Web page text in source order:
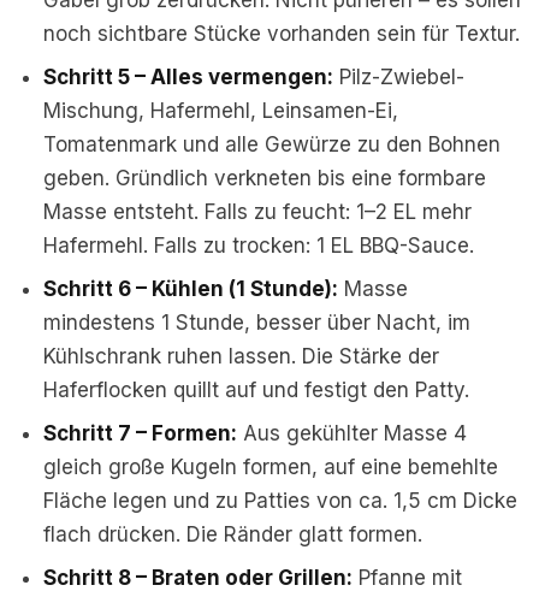
noch sichtbare Stücke vorhanden sein für Textur.
Schritt 5 – Alles vermengen: Pilz-Zwiebel-
Mischung, Hafermehl, Leinsamen-Ei,
Tomatenmark und alle Gewürze zu den Bohnen
geben. Gründlich verkneten bis eine formbare
Masse entsteht. Falls zu feucht: 1–2 EL mehr
Hafermehl. Falls zu trocken: 1 EL BBQ-Sauce.
Schritt 6 – Kühlen (1 Stunde): Masse
mindestens 1 Stunde, besser über Nacht, im
Kühlschrank ruhen lassen. Die Stärke der
Haferflocken quillt auf und festigt den Patty.
Schritt 7 – Formen: Aus gekühlter Masse 4
gleich große Kugeln formen, auf eine bemehlte
Fläche legen und zu Patties von ca. 1,5 cm Dicke
flach drücken. Die Ränder glatt formen.
Schritt 8 – Braten oder Grillen: Pfanne mit